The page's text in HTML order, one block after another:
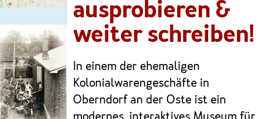
ausprobieren &
weiter schreiben!
In einem der ehemaligen
Kolonialwarengeschäfte in
Oberndorf an der Oste ist ein